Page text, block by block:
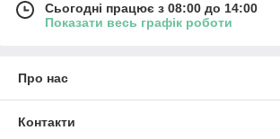
Сьогодні працює з 08:00 до 14:00
Показати весь графік роботи
Про нас
Контакти